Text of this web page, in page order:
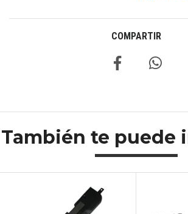
COMPARTIR
También te puede